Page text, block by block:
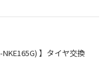
】タイヤ交換